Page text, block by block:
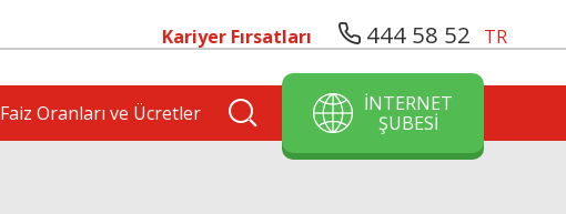
Kariyer Fırsatları 444 58 52 TR
Faiz Oranları ve Ücretler
İNTERNET
ŞUBESİ